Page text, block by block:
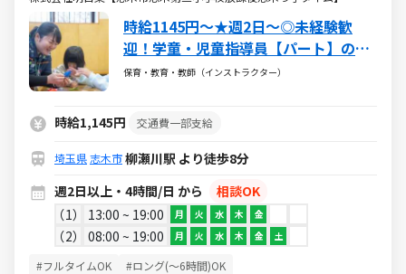
時給1145円～★週2日～◎未経験歓
迎！学童・児童指導員【パート】のお
仕事
保育・教育・教師（インストラクター）
時給1,145円 交通費一部支給
埼玉県志木市柳瀬川駅 より徒歩8分
週2日以上・4時間/日 から
相談OK
1
13:00 ~ 19:00 月 火 水 木 金
2 08:00 ~ 19:00 月 火 水 木 金 土
#フルタイムOK #ロング(～6時間)OK